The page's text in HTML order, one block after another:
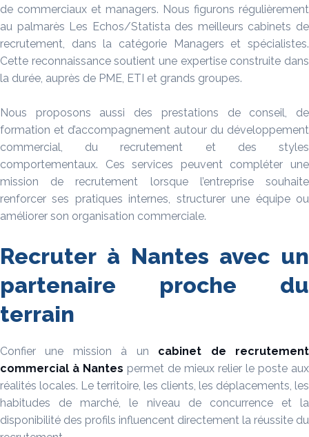
de commerciaux et managers. Nous figurons régulièrement
au palmarès Les Echos/Statista des meilleurs cabinets de
recrutement, dans la catégorie Managers et spécialistes.
Cette reconnaissance soutient une expertise construite dans
la durée, auprès de PME, ETI et grands groupes.
Nous proposons aussi des prestations de conseil, de
formation et d’accompagnement autour du développement
commercial, du recrutement et des styles
comportementaux. Ces services peuvent compléter une
mission de recrutement lorsque l’entreprise souhaite
renforcer ses pratiques internes, structurer une équipe ou
améliorer son organisation commerciale.
Recruter à Nantes avec un
partenaire proche du
terrain
Confier une mission à un cabinet de recrutement
commercial à Nantes permet de mieux relier le poste aux
réalités locales. Le territoire, les clients, les déplacements, les
habitudes de marché, le niveau de concurrence et la
disponibilité des profils influencent directement la réussite du